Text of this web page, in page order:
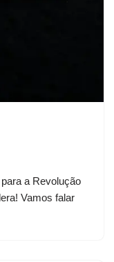
a Revolução
Vamos falar